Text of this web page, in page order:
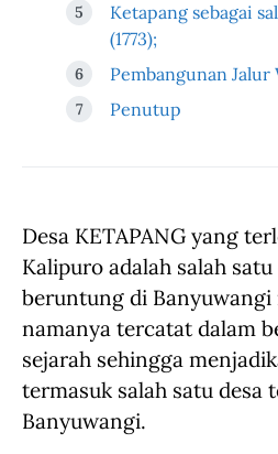
Ketapang sebagai
(1773);
Pembangunan Jalur
Penutup
Desa KETAPANG yang
Kalipuro adalah salah
beruntung di Banyuwangi
namanya tercatat dalam
sejarah sehingga
termasuk salah satu desa
Banyuwangi.